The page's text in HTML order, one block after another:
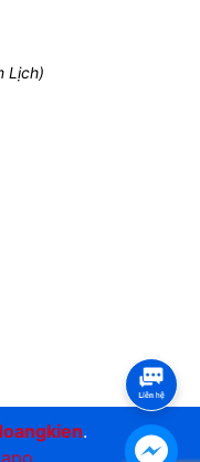
Lịch)
.